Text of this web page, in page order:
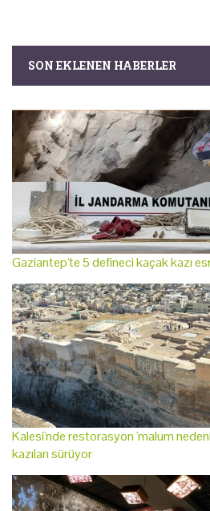
SON EKLENEN HABERLER
Gaziantep'te 5 defineci kaçak kazı
Kalesi'nde restorasyon 'malum
kazıları sürüyor